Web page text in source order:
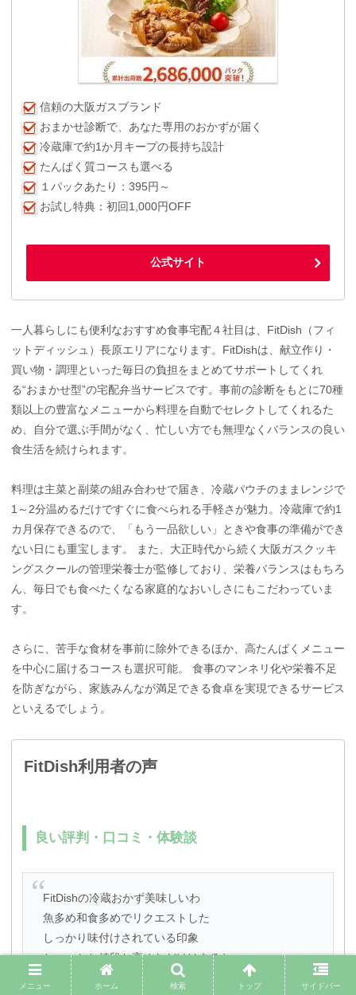
信頼の大阪ガスブランド
おまかせ診断で、あなた専用のおかずが届く
冷蔵庫で約1か月キープの長持ち設計
たんぱく質コースも選べる
１パックあたり：395円～
お試し特典：初回1,000円OFF
公式サイト
一人暮らしにも便利なおすすめ食事宅配４社目は、FitDish（フィ
ットディッシュ）長原エリアになります。FitDishは、献立作り・
買い物・調理といった毎日の負担をまとめてサポートしてくれ
る“おまかせ型”の宅配弁当サービスです。事前の診断をもとに70種
類以上の豊富なメニューから料理を自動でセレクトしてくれるた
め、自分で選ぶ手間がなく、忙しい方でも無理なくバランスの良い
食生活を続けられます。
料理は主菜と副菜の組み合わせで届き、冷蔵パウチのままレンジで
1～2分温めるだけですぐに食べられる手軽さが魅力。冷蔵庫で約1
カ月保存できるので、「もう一品欲しい」ときや食事の準備ができ
ない日にも重宝します。 また、大正時代から続く大阪ガスクッキ
ングスクールの管理栄養士が監修しており、栄養バランスはもちろ
ん、毎日でも食べたくなる家庭的なおいしさにもこだわっていま
す。
さらに、苦手な食材を事前に除外できるほか、高たんぱくメニュー
を中心に届けるコースも選択可能。 食事のマンネリ化や栄養不足
を防ぎながら、家族みんなが満足できる食卓を実現できるサービス
といえるでしょう。
FitDish利用者の声
良い評判・口コミ・体験談
FitDishの冷蔵おかず美味しいわ
魚多め和食多めでリクエストした
しっかり味付けされている印象
ちょっとお値段お高めなだけはあるね
来月も続ける🎵
メニュー ホーム 検索 トップ サイドバー